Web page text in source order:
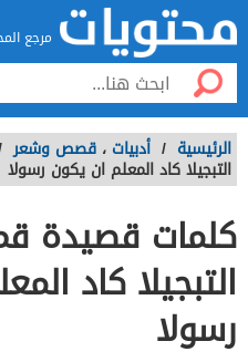
مرجع
الرئيسية / أدبيات ، قصص وشعر
التبجيلا كاد المعلم ان يكون رسولا
كلمات قصيدة
التبجيلا كاد
رسولا